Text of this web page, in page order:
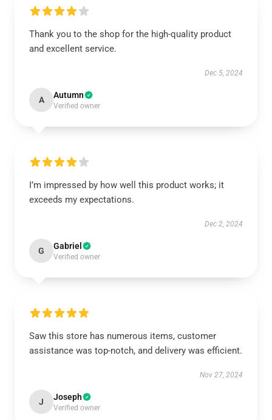
Thank you to the shop for the high-quality product
and excellent service.
Dec 5, 2024
A Autumn
Verified owner
I’m impressed by how well this product works; it
exceeds my expectations.
Dec 2, 2024
G Gabriel
Verified owner
Saw this store has numerous items, customer
assistance was top-notch, and delivery was efficient.
Nov 27, 2024
J Joseph
Verified owner